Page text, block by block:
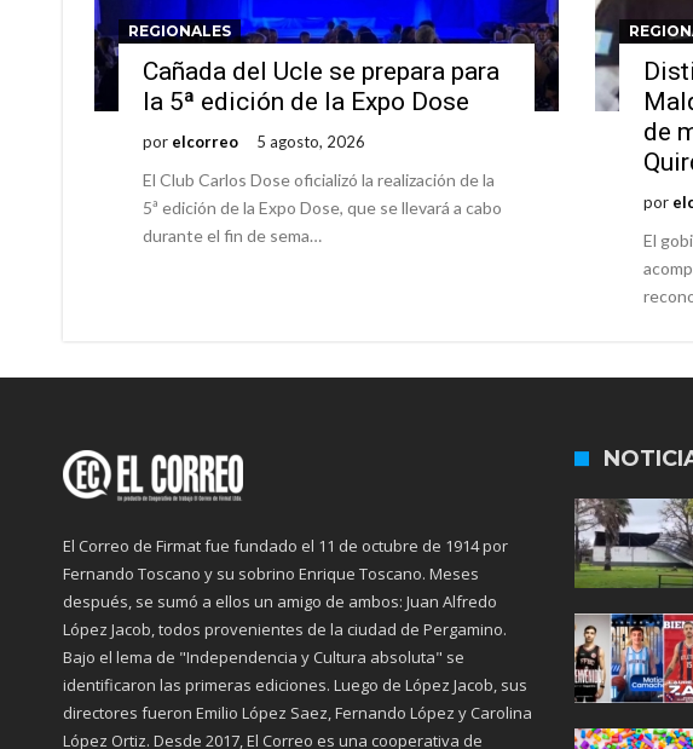
REGIONALES
Cañada del Ucle se prepara para
la 5ª edición de la Expo Dose
por elcorreo 5 agosto, 2026
El Club Carlos Dose oficializó la realización de la
5ª edición de la Expo Dose, que se llevará a cabo
durante el fin de sema…
de
por
El
El Correo de Firmat fue fundado el 11 de octubre de 1914 por
Fernando Toscano y su sobrino Enrique Toscano. Meses
después, se sumó a ellos un amigo de ambos: Juan Alfredo
López Jacob, todos provenientes de la ciudad de Pergamino.
Bajo el lema de "Independencia y Cultura absoluta" se
identificaron las primeras ediciones. Luego de López Jacob, sus
directores fueron Emilio López Saez, Fernando López y Carolina
López Ortiz. Desde 2017, El Correo es una cooperativa de